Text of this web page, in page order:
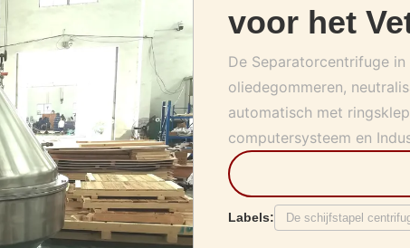
voor het
De Separatorcentrifuge
oliedegommeren,
automatisch met
computersysteem en
Labels: De schijfstapel